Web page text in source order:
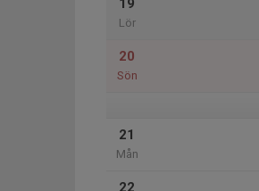
19
Lör
20
Sön
21
Mån
22